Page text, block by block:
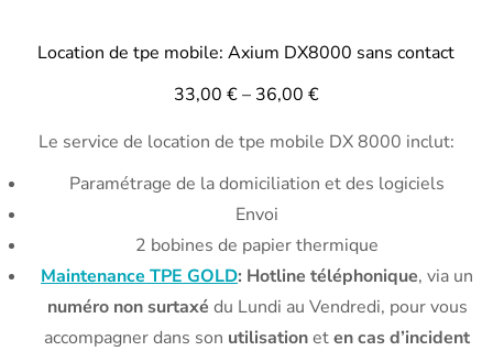
Location de tpe mobile: Axium DX8000 sans contact
33,00 €– 36,00 €
Le service de location de tpe mobile DX 8000 inclut:
Paramétrage de la domiciliation et des logiciels
Envoi
2 bobines de papier thermique
Maintenance TPE GOLD: Hotline téléphonique, via un
numéro non surtaxé du Lundi au Vendredi, pour vous
accompagner dans son utilisationeten cas d’incident